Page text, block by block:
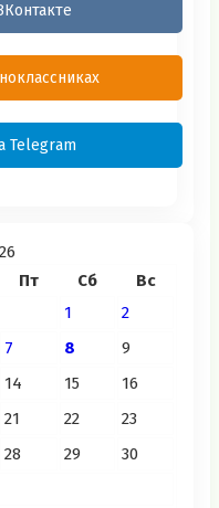
Telegram
Пт Сб Вс
1
2
7 8
9
14 15
16
21 22
23
28 29
30